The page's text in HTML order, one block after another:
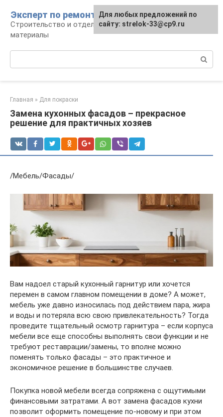
контенту
Эксперт по ремонту
Строительство и отделка: работы и
материалы
Главная » Для покраски
Замена кухонных фасадов – прекрасное
решение для практичных хозяев
/Мебель/Фасады/
Вам надоел старый кухонный гарнитур или хочется
перемен в самом главном помещении в доме? А может,
мебель уже давно износилась под действием пара, жира
и воды и потеряла всю свою привлекательность? Тогда
проведите тщательный осмотр гарнитура – если корпуса
мебели все еще способны выполнять свои функции и не
требуют реставрации/замены, то вполне можно
поменять только фасады – это практичное и
экономичное решение в большинстве случаев.
Покупка новой мебели всегда сопряжена с ощутимыми
финансовыми затратами. А вот замена фасадов кухни
позволит оформить помещение по-новому и при этом
Для любых предложений по
сайту: strelok-33@cp9.ru
Для любых предложений по
сайту: strelok-33@cp9.ru